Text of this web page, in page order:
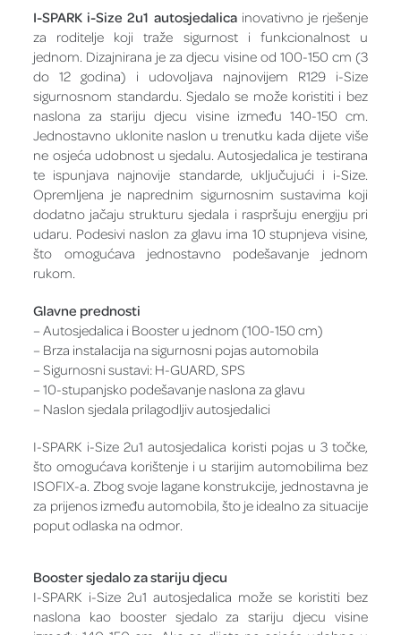
I-SPARK i-Size 2u1 autosjedalicainovativno je rješenje
za roditelje koji traže sigurnost i funkcionalnost u
jednom. Dizajnirana je za djecu visine od 100-150 cm (3
do 12 godina) i udovoljava najnovijem R129 i-Size
sigurnosnom standardu. Sjedalo se može koristiti i bez
naslona za stariju djecu visine između 140-150 cm.
Jednostavno uklonite naslon u trenutku kada dijete više
ne osjeća udobnost u sjedalu. Autosjedalica je testirana
te ispunjava najnovije standarde, uključujući i i-Size.
Opremljena je naprednim sigurnosnim sustavima koji
dodatno jačaju strukturu sjedala i raspršuju energiju pri
udaru. Podesivi naslon za glavu ima 10 stupnjeva visine,
što omogućava jednostavno podešavanje jednom
rukom.
Glavne prednosti
– Autosjedalica i Booster u jednom (100-150 cm)
– Brza instalacija na sigurnosni pojas automobila
– Sigurnosni sustavi: H-GUARD, SPS
– 10-stupanjsko podešavanje naslona za glavu
– Naslon sjedala prilagodljiv autosjedalici
I-SPARK i-Size 2u1 autosjedalica koristi pojas u 3 točke,
što omogućava korištenje i u starijim automobilima bez
ISOFIX-a. Zbog svoje lagane konstrukcije, jednostavna je
za prijenos između automobila, što je idealno za situacije
poput odlaska na odmor.
Booster sjedalo za stariju djecu
I-SPARK i-Size 2u1 autosjedalica može se koristiti bez
naslona kao booster sjedalo za stariju djecu visine